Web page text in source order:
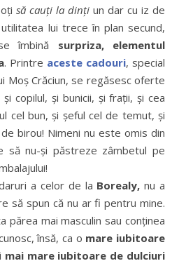
să cauţi la dinţi un dar cu iz de
lui trece în plan secund,
îmbină surpriza, elementul
. Printre aceste cadouri, special
Moş Crăciun, se regăsesc oferte
copilul, şi bunicii, şi fraţii, şi cea
cel bun, şi şeful cel de temut, şi
birou! Nimeni nu este omis din
să nu-şi păstreze zâmbetul pe
a celor de la Borealy, nu a
să spun că nu ar fi pentru mine.
părea mai masculin sau conţinea
însă, ca o mare iubitoare
mai mare iubitoare de dulciuri